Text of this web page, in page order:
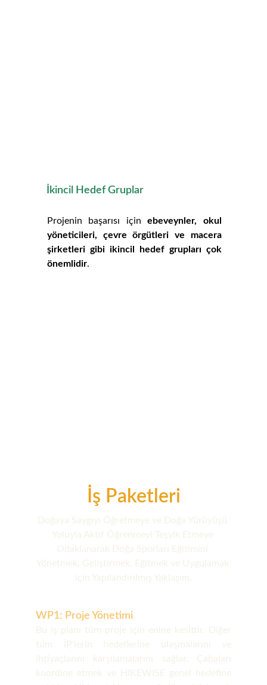
İkincil Hedef Gruplar
Projenin başarısı içinebeveynler, okul
yöneticileri, çevre örgütleri ve macera
şirketleri gibi ikincil hedef grupları çok
önemlidir.
İş Paketleri
Doğaya Saygıyı Öğretmeye ve Doğa Yürüyüşü
Yoluyla Aktif Öğrenmeyi Teşvik Etmeye
Odaklanarak Doğa Sporları Eğitimini
Yönetmek, Geliştirmek, Eğitmek ve Uygulamak
için Yapılandırılmış Yaklaşım.
WP1: Proje Yönetimi
Bu iş planı tüm proje için enine kesittir. Diğer
tüm İP'lerin hedeflerine ulaşmalarını ve
ihtiyaçlarını karşılamalarını sağlar. Çabaları
koordine etmek ve HIKEWISE genel hedefine